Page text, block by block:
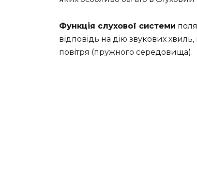
Функція слухової системи
відповідь на дію звукових
повітря (пружного середовища).